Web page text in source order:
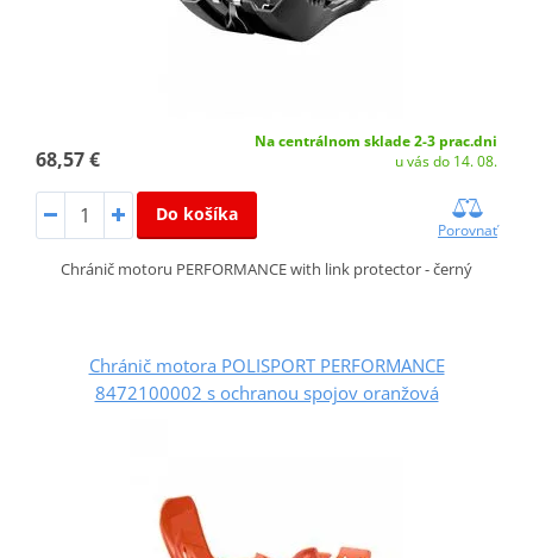
68,57 €
Na centrálnom sklade 2-3 prac.dni
u vás do 14. 08.
Do košíka
Porovnať
Chránič motoru PERFORMANCE with link protector - černý
Chránič motora POLISPORT PERFORMANCE
8472100002 s ochranou spojov oranžová